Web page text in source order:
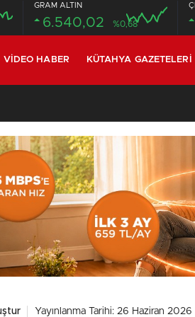
GRAM ALTIN
6.540,02 %0,68
VIDEO HABER KÜTAHYA GAZETELERI
Yayınlanma Tarihi: 26 Haziran 2026